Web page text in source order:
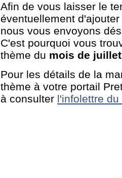
Afin de vous laisser le
éventuellement
nous vous envoyons
C'est pourquoi vous
thème du mois de juillet
Pour les détails de la
thème à votre portail
à consulter l'infolettre